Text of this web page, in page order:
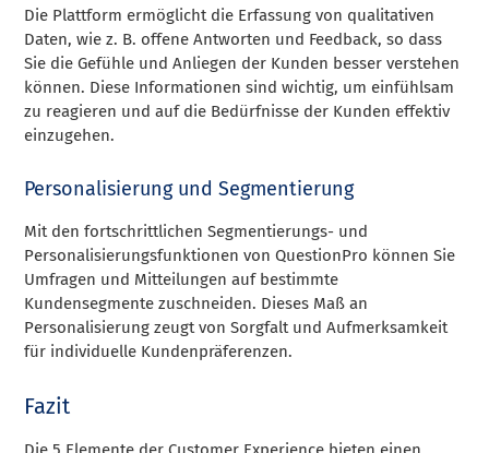
Die Plattform ermöglicht die Erfassung von qualitativen
Daten, wie z. B. offene Antworten und Feedback, so dass
Sie die Gefühle und Anliegen der Kunden besser verstehen
können. Diese Informationen sind wichtig, um einfühlsam
zu reagieren und auf die Bedürfnisse der Kunden effektiv
einzugehen.
Personalisierung und Segmentierung
Mit den fortschrittlichen Segmentierungs- und
Personalisierungsfunktionen von QuestionPro können Sie
Umfragen und Mitteilungen auf bestimmte
Kundensegmente zuschneiden. Dieses Maß an
Personalisierung zeugt von Sorgfalt und Aufmerksamkeit
für individuelle Kundenpräferenzen.
Fazit